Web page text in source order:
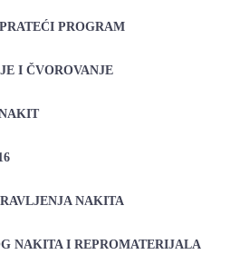
PROGRAM
I ČVOROVANJE
NAKITA
NAKITA I REPROMATERIJALA